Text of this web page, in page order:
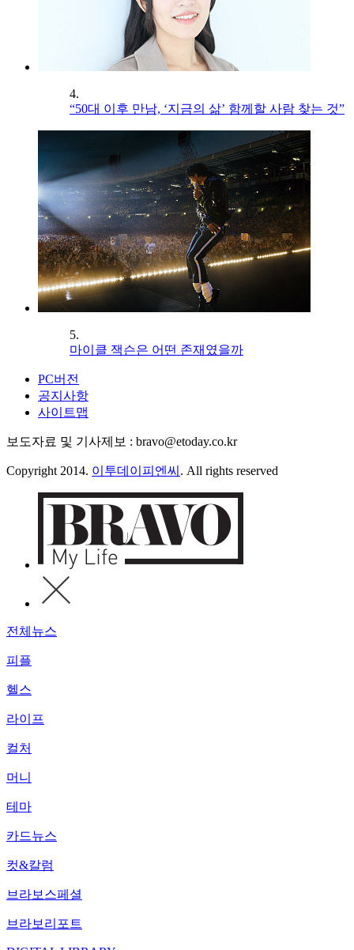
4.
“50대 이후 만남, ‘지금의 삶’ 함께할 사람 찾는 것”
5.
마이클 잭슨은 어떤 존재였을까
PC버전
공지사항
사이트맵
보도자료 및 기사제보 : bravo@etoday.co.kr
Copyright 2014. 이투데이피엔씨 . All rights reserved
전체뉴스
피플
헬스
라이프
컬처
머니
테마
카드뉴스
컷&칼럼
브라보스페셜
브라보리포트